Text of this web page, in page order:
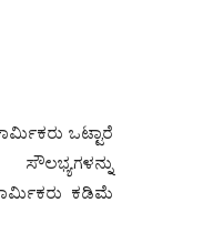
ಒಟ್ಟಾರೆ
ಕಡಿಮೆ